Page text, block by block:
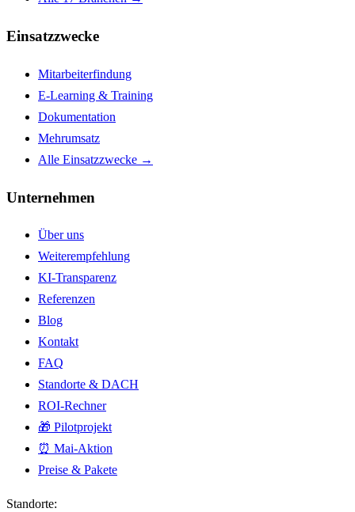
Einsatzzwecke
Mitarbeiterfindung
E-Learning & Training
Dokumentation
Mehrumsatz
Alle Einsatzzwecke →
Unternehmen
Über uns
Weiterempfehlung
KI-Transparenz
Referenzen
Blog
Kontakt
FAQ
Standorte & DACH
ROI-Rechner
🎁 Pilotprojekt
⏰ Mai-Aktion
Preise & Pakete
Standorte: